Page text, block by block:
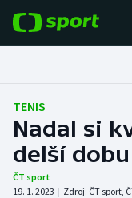
Fotbal
Hokej
Tenis
TENIS
Nadal si
delší
ČT sport
19. 1. 2023 | Zdroj: ČT sport,